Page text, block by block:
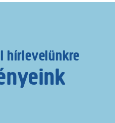
hírlevelünkre